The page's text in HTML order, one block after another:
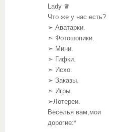
Lady ♛
Что же у нас есть?
➣ Аватарки.
➣ Фотошопики.
➣ Мини.
➣ Гифки.
➣ Исхо.
➣ Заказы.
➣ Игры.
➣Лотереи.
Веселья вам,мои
дорогие:*